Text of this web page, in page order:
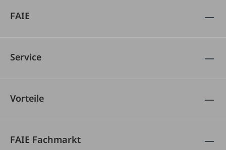
FAIE
Service
Vorteile
FAIE Fachmarkt